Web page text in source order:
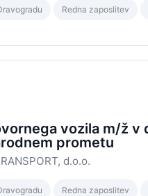
Redna zaposlitev
vozila m/ž v
prometu
d.o.o.
Redna zaposlitev